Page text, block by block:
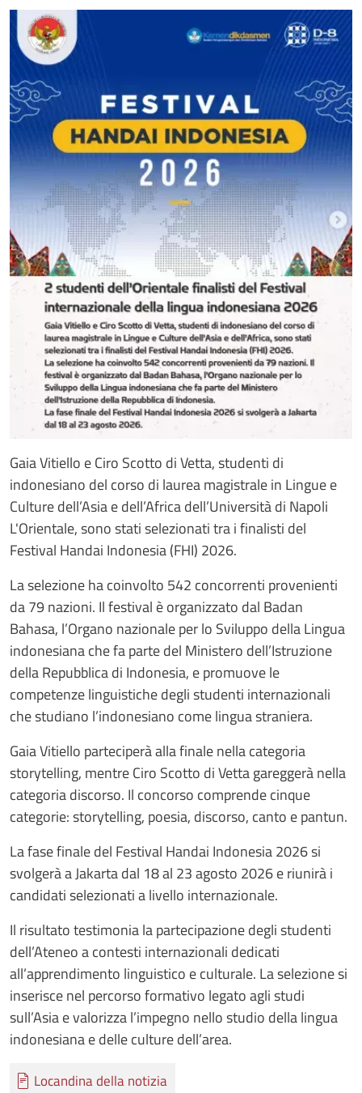
Immagine news
Gaia Vitiello e Ciro Scotto di Vetta, studenti di
indonesiano del corso di laurea magistrale in Lingue e
Culture dell’Asia e dell’Africa dell’Università di Napoli
L'Orientale, sono stati selezionati tra i finalisti del
Festival Handai Indonesia (FHI) 2026.
La selezione ha coinvolto 542 concorrenti provenienti
da 79 nazioni. Il festival è organizzato dal Badan
Bahasa, l’Organo nazionale per lo Sviluppo della Lingua
indonesiana che fa parte del Ministero dell’Istruzione
della Repubblica di Indonesia, e promuove le
competenze linguistiche degli studenti internazionali
che studiano l’indonesiano come lingua straniera.
Gaia Vitiello parteciperà alla finale nella categoria
storytelling, mentre Ciro Scotto di Vetta gareggerà nella
categoria discorso. Il concorso comprende cinque
categorie: storytelling, poesia, discorso, canto e pantun.
La fase finale del Festival Handai Indonesia 2026 si
svolgerà a Jakarta dal 18 al 23 agosto 2026 e riunirà i
candidati selezionati a livello internazionale.
Il risultato testimonia la partecipazione degli studenti
dell’Ateneo a contesti internazionali dedicati
all’apprendimento linguistico e culturale. La selezione si
inserisce nel percorso formativo legato agli studi
sull’Asia e valorizza l’impegno nello studio della lingua
indonesiana e delle culture dell’area.
Documento
Locandina della notizia